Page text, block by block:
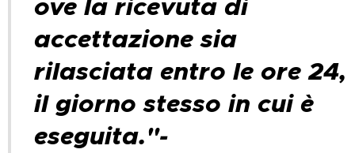
ove la ricevuta di
accettazione sia
rilasciata entro le ore 24,
il giorno stesso in cui è
eseguita."-